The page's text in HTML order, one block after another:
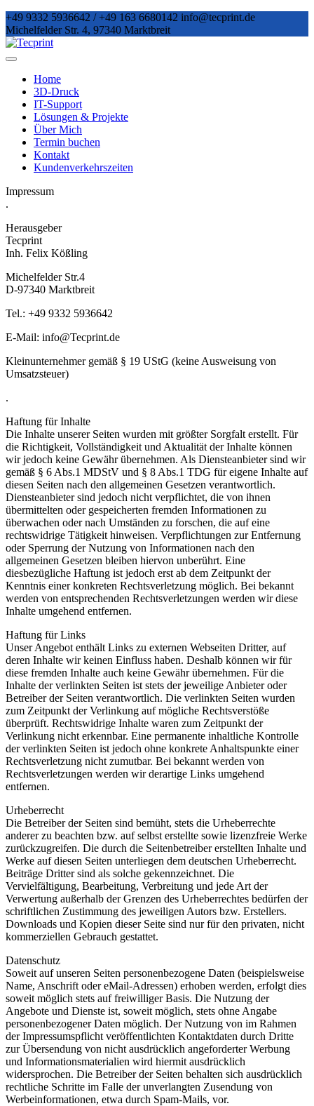
Skip
to
content
+49 9332 5936642 / +49 163 6680142 info@tecprint.de
Michelfelder Str. 4, 97340 Marktbreit
Home
3D-Druck
IT-Support
Lösungen & Projekte
Über Mich
Termin buchen
Kontakt
Kundenverkehrszeiten
Impressum
.
Herausgeber
Tecprint
Inh. Felix Kößling
Michelfelder Str.4
D-97340 Marktbreit
Tel.: +49 9332 5936642
E-Mail: info@Tecprint.de
Kleinunternehmer gemäß § 19 UStG (keine Ausweisung von
Umsatzsteuer)
.
Haftung für Inhalte
Die Inhalte unserer Seiten wurden mit größter Sorgfalt erstellt. Für
die Richtigkeit, Vollständigkeit und Aktualität der Inhalte können
wir jedoch keine Gewähr übernehmen. Als Diensteanbieter sind wir
gemäß § 6 Abs.1 MDStV und § 8 Abs.1 TDG für eigene Inhalte auf
diesen Seiten nach den allgemeinen Gesetzen verantwortlich.
Diensteanbieter sind jedoch nicht verpflichtet, die von ihnen
übermittelten oder gespeicherten fremden Informationen zu
überwachen oder nach Umständen zu forschen, die auf eine
rechtswidrige Tätigkeit hinweisen. Verpflichtungen zur Entfernung
oder Sperrung der Nutzung von Informationen nach den
allgemeinen Gesetzen bleiben hiervon unberührt. Eine
diesbezügliche Haftung ist jedoch erst ab dem Zeitpunkt der
Kenntnis einer konkreten Rechtsverletzung möglich. Bei bekannt
werden von entsprechenden Rechtsverletzungen werden wir diese
Inhalte umgehend entfernen.
Haftung für Links
Unser Angebot enthält Links zu externen Webseiten Dritter, auf
deren Inhalte wir keinen Einfluss haben. Deshalb können wir für
diese fremden Inhalte auch keine Gewähr übernehmen. Für die
Inhalte der verlinkten Seiten ist stets der jeweilige Anbieter oder
Betreiber der Seiten verantwortlich. Die verlinkten Seiten wurden
zum Zeitpunkt der Verlinkung auf mögliche Rechtsverstöße
überprüft. Rechtswidrige Inhalte waren zum Zeitpunkt der
Verlinkung nicht erkennbar. Eine permanente inhaltliche Kontrolle
der verlinkten Seiten ist jedoch ohne konkrete Anhaltspunkte einer
Rechtsverletzung nicht zumutbar. Bei bekannt werden von
Rechtsverletzungen werden wir derartige Links umgehend
entfernen.
Urheberrecht
Die Betreiber der Seiten sind bemüht, stets die Urheberrechte
anderer zu beachten bzw. auf selbst erstellte sowie lizenzfreie Werke
zurückzugreifen. Die durch die Seitenbetreiber erstellten Inhalte und
Werke auf diesen Seiten unterliegen dem deutschen Urheberrecht.
Beiträge Dritter sind als solche gekennzeichnet. Die
Vervielfältigung, Bearbeitung, Verbreitung und jede Art der
Verwertung außerhalb der Grenzen des Urheberrechtes bedürfen der
schriftlichen Zustimmung des jeweiligen Autors bzw. Erstellers.
Downloads und Kopien dieser Seite sind nur für den privaten, nicht
kommerziellen Gebrauch gestattet.
Datenschutz
Soweit auf unseren Seiten personenbezogene Daten (beispielsweise
Name, Anschrift oder eMail-Adressen) erhoben werden, erfolgt dies
soweit möglich stets auf freiwilliger Basis. Die Nutzung der
Angebote und Dienste ist, soweit möglich, stets ohne Angabe
personenbezogener Daten möglich. Der Nutzung von im Rahmen
der Impressumspflicht veröffentlichten Kontaktdaten durch Dritte
zur Übersendung von nicht ausdrücklich angeforderter Werbung
und Informationsmaterialien wird hiermit ausdrücklich
widersprochen. Die Betreiber der Seiten behalten sich ausdrücklich
rechtliche Schritte im Falle der unverlangten Zusendung von
Werbeinformationen, etwa durch Spam-Mails, vor.